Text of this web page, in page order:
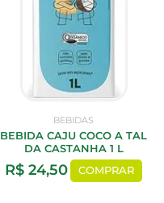
BEBIDAS
BEBIDA CAJU COCO A TAL
DA CASTANHA 1 L
R$ 24,50 COMPRAR